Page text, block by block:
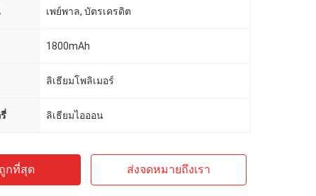
เพย์พาล, บัตรเครดิต
1800mAh
ลิเธียมโพลิเมอร์
ลิเธียมไอออน
กที่สุด ส่งจดหมายถึงเรา